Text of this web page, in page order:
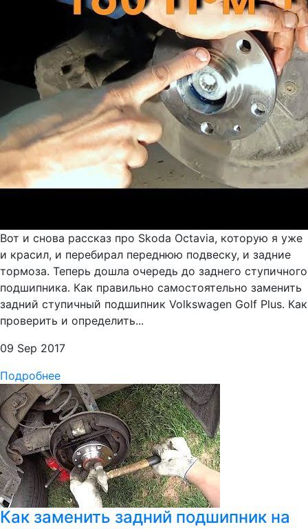
Вот и снова рассказ про Skoda Octavia, которую я уже
и красил, и перебирал переднюю подвеску, и задние
тормоза. Теперь дошла очередь до заднего ступичного
подшипника. Как правильно самостоятельно заменить
задний ступичный подшипник Volkswagen Golf Plus. Как
проверить и определить...
09 Sep 2017
Подробнее
Как заменить задний подшипник на